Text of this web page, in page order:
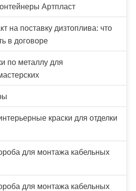
Артпласт
на поставку дизтоплива: что
в договоре
по металлу для
краски для отделки
для монтажа кабельных
для монтажа кабельных